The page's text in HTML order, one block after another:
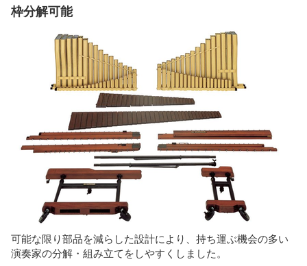
枠分解可能
可能な限り部品を減らした設計により、持ち運ぶ機会の多い
演奏家の分解・組み立てをしやすくしました。